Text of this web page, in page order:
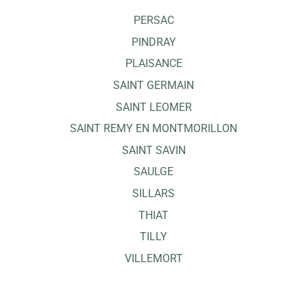
PERSAC
PINDRAY
PLAISANCE
SAINT GERMAIN
SAINT LEOMER
SAINT REMY EN MONTMORILLON
SAINT SAVIN
SAULGE
SILLARS
THIAT
TILLY
VILLEMORT